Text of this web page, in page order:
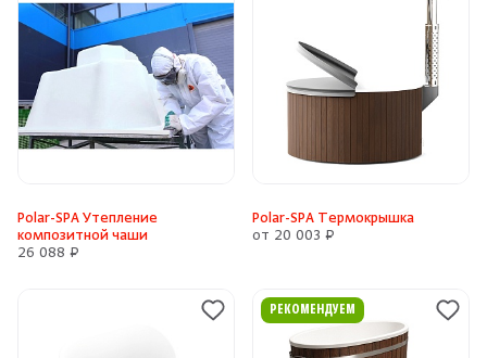
Polar-SPA Утепление
композитной чаши
26 088 ₽
Polar-SPA Термокрышка
от 20 003 ₽
РЕКОМЕНДУЕМ